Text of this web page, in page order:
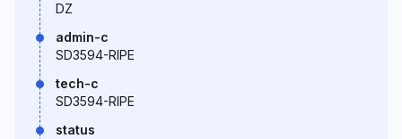
DZ
admin-c
SD3594-RIPE
tech-c
SD3594-RIPE
status